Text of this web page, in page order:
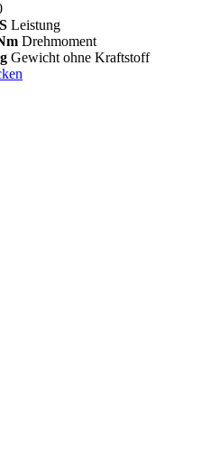
Leistung
Drehmoment
Gewicht ohne Kraftstoff